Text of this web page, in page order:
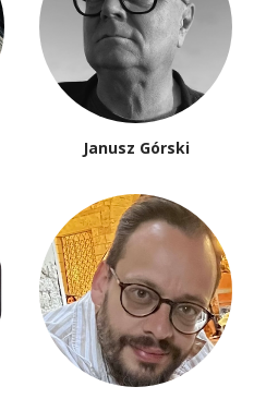
Janusz Górski